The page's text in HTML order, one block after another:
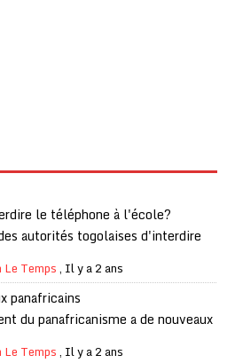
le téléphone à l'école?
autorités togolaises d'interdire
Le Temps, Il y a 2 ans
panafricains
du panafricanisme a de nouveaux
Le Temps, Il y a 2 ans